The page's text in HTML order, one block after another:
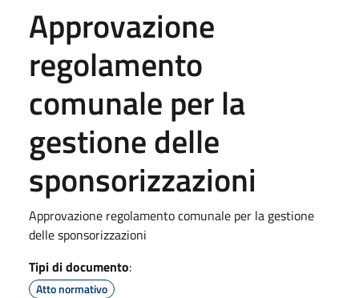
Approvazione
regolamento
comunale per la
gestione delle
sponsorizzazioni
Approvazione regolamento comunale per la gestione
delle sponsorizzazioni
Tipi di documento:
Atto normativo